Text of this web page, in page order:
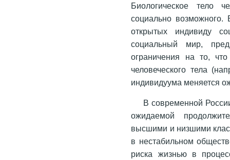
Биологическое тело
социально возможного.
открытых индивиду
социальный мир,
ограничения на то,
человеческого тела
индивидуума меняется
В современной
ожидаемой
высшими и низшими
в нестабильном
риска жизнью в